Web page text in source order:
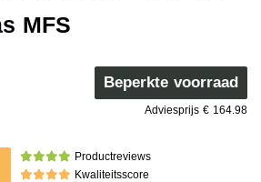
MFS
Beperkte voorraad
Adviesprijs € 164.98
Productreviews
Kwaliteitsscore